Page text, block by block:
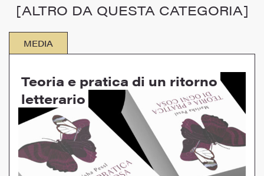
[ALTRO DA QUESTA CATEGORIA]
MEDIA
Teoria e pratica di un ritorno
letterario